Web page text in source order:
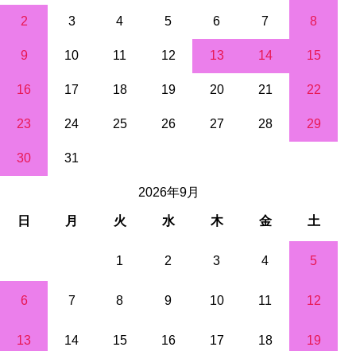
2 3 4 5 6 7 8
9 10 11 12 13 14 15
16 17 18 19 20 21 22
23 24 25 26 27 28 29
30 31
2026年9月
日 月 火 水 木 金 土
1 2 3 4 5
6 7 8 9 10 11 12
13 14 15 16 17 18 19